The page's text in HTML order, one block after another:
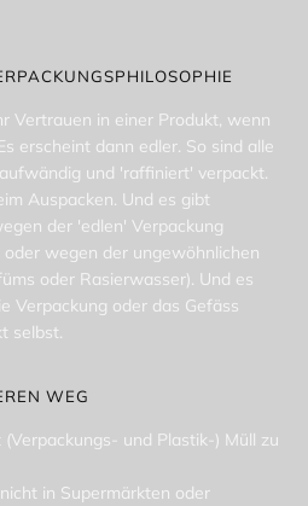
Vertrauen in einer Produkt, wenn
erscheint dann edler. So sind alle
und 'raffiniert' verpackt.
Auspacken. Und es gibt
der 'edlen' Verpackung
wegen der ungewöhnlichen
oder Rasierwasser). Und es
Verpackung oder das Gefäss
selbst.
WEG
und Plastik-) Müll zu
in Supermärkten oder